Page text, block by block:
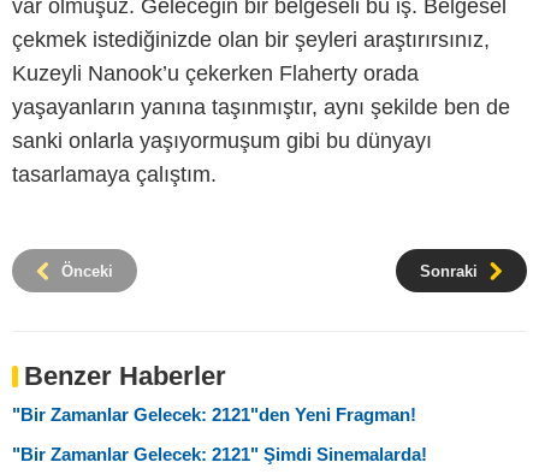
var olmuşuz. Geleceğin bir belgeseli bu iş. Belgesel
çekmek istediğinizde olan bir şeyleri araştırırsınız,
Kuzeyli Nanook’u çekerken Flaherty orada
yaşayanların yanına taşınmıştır, aynı şekilde ben de
sanki onlarla yaşıyormuşum gibi bu dünyayı
tasarlamaya çalıştım.
Önceki Sonraki
Benzer Haberler
"Bir Zamanlar Gelecek: 2121"den Yeni Fragman!
"Bir Zamanlar Gelecek: 2121" Şimdi Sinemalarda!